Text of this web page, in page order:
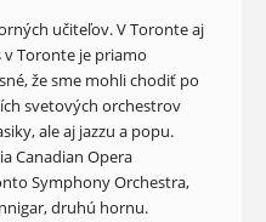
učiteľov. V Toronte aj
Toronte je priamo
že sme mohli chodiť po
svetových orchestrov
ale aj jazzu a popu.
Canadian Opera
Symphony Orchestra,
druhú hornu.